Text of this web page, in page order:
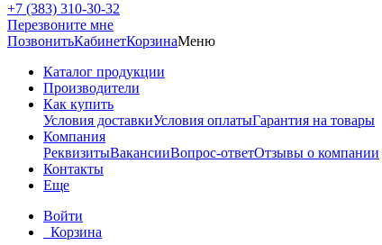
+7 (383) 310-30-32
Перезвоните мне
ПозвонитьКабинетКорзинаМеню
Каталог продукции
Производители
Как купить
Условия доставкиУсловия оплатыГарантия на товары
Компания
РеквизитыВакансииВопрос-ответОтзывы о компании
Контакты
Еще
Войти
Корзина